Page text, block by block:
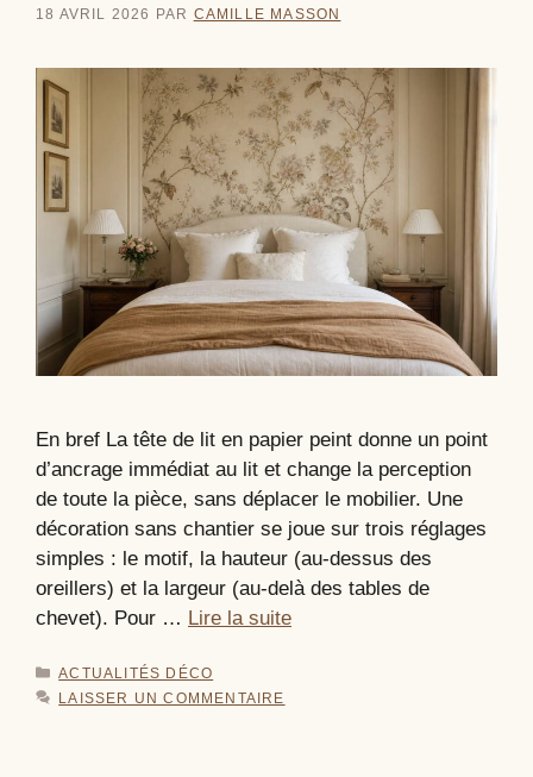
18 AVRIL 2026 PAR CAMILLE MASSON
En bref La tête de lit en papier peint donne un point
d’ancrage immédiat au lit et change la perception
de toute la pièce, sans déplacer le mobilier. Une
décoration sans chantier se joue sur trois réglages
simples : le motif, la hauteur (au-dessus des
oreillers) et la largeur (au-delà des tables de
chevet). Pour … Lire la suite
CATÉGORIES
ACTUALITÉS DÉCO
LAISSER UN COMMENTAIRE